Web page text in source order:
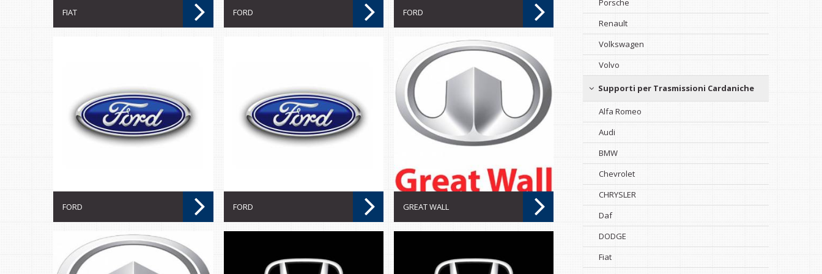
FIAT FORD FORD
FORD FORD GREAT WALL
Porsche
Renault
Volkswagen
Volvo
Supporti per Trasmissioni Cardaniche
Alfa Romeo
Audi
BMW
Chevrolet
CHRYSLER
Daf
DODGE
Fiat